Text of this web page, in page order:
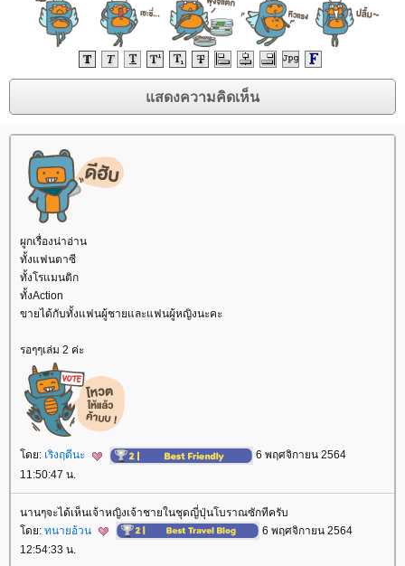
ผูกเรื่องน่าอ่าน
ทั้งแฟนตาซี
ทั้งโรแมนติก
ทั้งAction
ขายได้กับทั้งแฟนผู้ชายและแฟนผู้หญิงนะคะ
รอๆๆเล่ม 2 ค่ะ
ดย: เริงฤดีนะ
6 พฤศจิกายน 2564
11:50:47 น.
นานๆจะได้เห็นเจ้าหญิงเจ้าชายในชุดญี่ปุ่นโบราณซักทีครับ
ดย: ทนายอ้วน
6 พฤศจิกายน 2564
12:54:33 น.